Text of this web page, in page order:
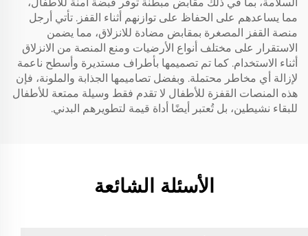
مما يساعدهم على الحفاظ على توازنهم أثناء القفز. تأتي أرجل
منصة القفز المصغرة بمقابض مضادة للانزلاق، مما يضمن
الاستقرار على مختلف أنواع الأرضيات ومنع المنصة من الانزلاق
أثناء الاستخدام. كما تم تصميمها بأطراف مستديرة وأسطح ناعمة
لإزالة أي مخاطر محتملة. وبفضل تصاميمها الجذابة والملونة، فإن
هذه المنصات القفزة للأطفال لا تقدم فقط وسيلة ممتعة للأطفال
للبقاء نشيطين، بل تُعتبر أيضًا أداة قيمة لتطويرهم البدني.
الأسئلة الشائعة